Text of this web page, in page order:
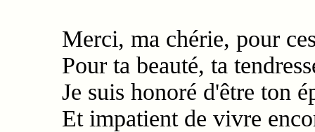
Merci, ma chérie, pour
Pour ta beauté, ta
Je suis honoré d'être ton
Et impatient de vivre